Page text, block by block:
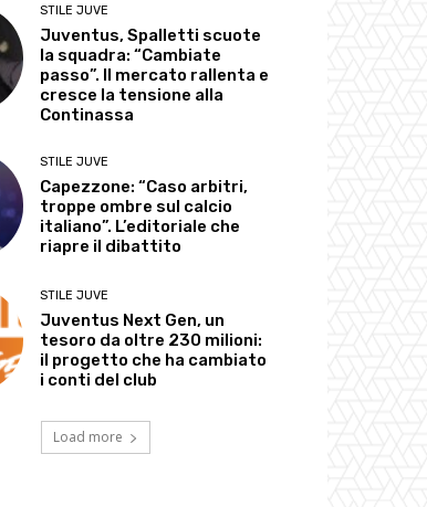
STILE JUVE
Juventus, Spalletti scuote
la squadra: “Cambiate
passo”. Il mercato rallenta e
cresce la tensione alla
Continassa
STILE JUVE
Capezzone: “Caso arbitri,
troppe ombre sul calcio
italiano”. L’editoriale che
riapre il dibattito
STILE JUVE
Juventus Next Gen, un
tesoro da oltre 230 milioni:
il progetto che ha cambiato
i conti del club
Load more